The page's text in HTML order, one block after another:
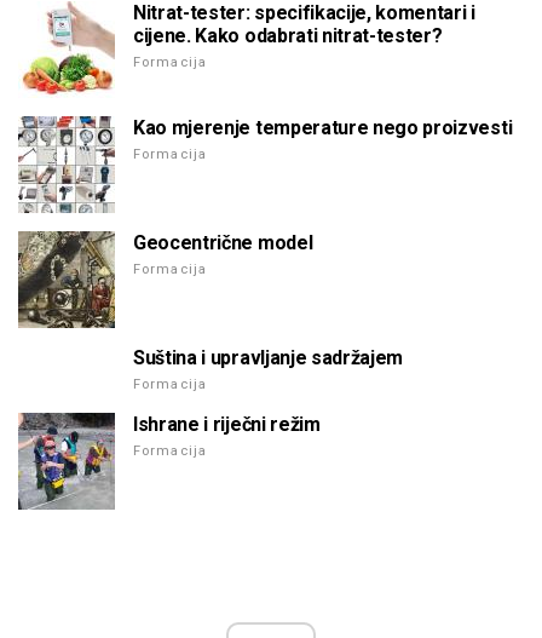
Nitrat-tester: specifikacije, komentari i
cijene. Kako odabrati nitrat-tester?
Formacija
Kao mjerenje temperature nego proizvesti
Formacija
Geocentrične model
Formacija
Suština i upravljanje sadržajem
Formacija
Ishrane i riječni režim
Formacija